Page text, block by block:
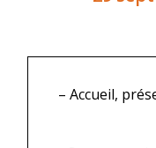
– Accueil,